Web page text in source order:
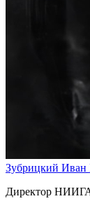
Зубрицкий Иван
Директор